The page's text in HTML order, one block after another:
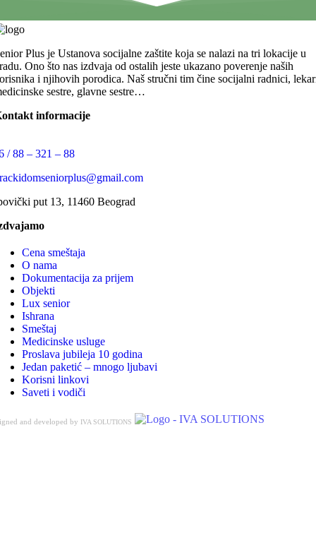
Plus je Ustanova socijalne zaštite koja se nalazi na tri lokacije u
Ono što nas izdvaja od ostalih jeste ukazano poverenje naših
i njihovih porodica. Naš stručni tim čine socijalni radnici,
sestre, glavne sestre…
informacije
/ 88 – 321 – 88
put 13, 11460 Beograd
Cena smeštaja
O nama
Dokumentacija za prijem
Objekti
Lux senior
Ishrana
Smeštaj
Medicinske usluge
Proslava jubileja 10 godina
Jedan paketić – mnogo ljubavi
Korisni linkovi
Saveti i vodiči
and developed by IVA SOLUTIONS